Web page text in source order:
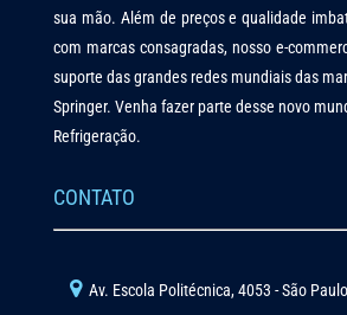
sua mão. Além de preços e qualidade
com marcas consagradas, nosso e-
suporte das grandes redes mundiais das
Springer. Venha fazer parte desse novo
Refrigeração.
CONTATO
Av. Escola Politécnica, 4053 - São Paulo